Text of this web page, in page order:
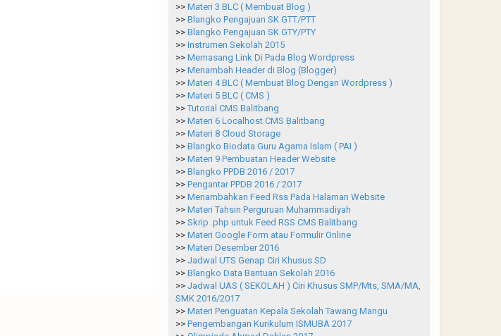
>> Materi 3 BLC ( Membuat Blog )
>> Blangko Pengajuan SK GTT/PTT
>> Blangko Pengajuan SK GTY/PTY
>> Instrumen Sekolah 2015
>> Memasang Link Di Pada Blog Wordpress
>> Menambah Header di Blog (Blogger)
>> Materi 4 BLC ( Membuat Blog Dengan Wordpress )
>> Materi 5 BLC ( CMS )
>> Tutorial CMS Balitbang
>> Materi 6 Localhost CMS Balitbang
>> Materi 8 Cloud Storage
>> Blangko Biodata Guru Agama Islam ( PAI )
>> Materi 9 Pembuatan Header Website
>> Blangko PPDB 2016 / 2017
>> Pengantar PPDB 2016 / 2017
>> Menambahkan Feed Rss Pada Halaman Website
>> Materi Tahsin Perguruan Muhammadiyah
>> Skrip .php untuk Feed RSS CMS Balitbang
>> Materi Google Form atau Formulir Online
>> Materi Desember 2016
>> Jadwal UTS Genap Ciri Khusus SD
>> Blangko Data Bantuan Sekolah 2016
>> Jadwal UAS ( SEKOLAH ) Ciri Khusus SMP/Mts, SMA/MA,
SMK 2016/2017
>> Materi Penguatan Kepala Sekolah Tawang Mangu
>> Pengembangan Kurikulum ISMUBA 2017